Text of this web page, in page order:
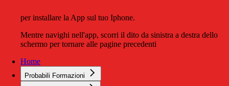
per installare la App sul tuo Iphone.
Mentre navighi nell'app, scorri il dito da sinistra a destra dello
schermo per tornare alle pagine precedenti
Home
Probabili Formazioni